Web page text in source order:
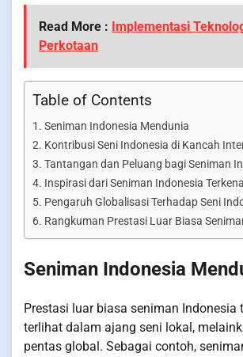
Read More : Implementasi
Perkotaan
Table of Contents
Seniman Indonesia Mendunia
Kontribusi Seni Indonesia di Kancah
Tantangan dan Peluang bagi Seniman
Inspirasi dari Seniman Indonesia Terkenal
Pengaruh Globalisasi Terhadap Seni
Rangkuman Prestasi Luar Biasa
Seniman Indonesia
Prestasi luar biasa seniman Indonesia
terlihat dalam ajang seni lokal,
pentas global. Sebagai contoh,